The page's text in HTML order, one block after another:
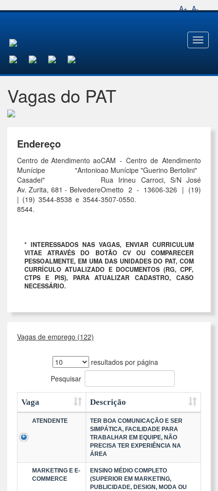
A+ A-
Toggle
Vagas do PAT
Endereço
Centro de Atendimento ao
Munícipe "Antonio
Casadei"
Av. Zurita, 681 - Belvedere
| (19) 3544-8538 e 3544-
8544.
CAM - Centro de Atendimento
ao Munícipe "Guerino Bertolini"
Rua Irineu Carroci, S/N José
Ometto 2 - 13606-326 | (19)
3507-0550.
* INTERESSADOS NAS VAGAS, ENVIAR CURRICULUM
VITAE ATRAVÉS DO BOTÃO CV OU COMPARECER
PESSOALMENTE, EM UMA DAS UNIDADES DO PAT, COM
CURRÍCULO ATUALIZADO E DOCUMENTOS (RG, CPF,
CTPS E PIS), PARA ATUALIZAR CADASTRO, CASO
NECESSÁRIO.
Vagas de emprego (122)
resultados por página
Pesquisar
Vaga Descrição
ATENDENTE
TER BOA COMUNICAÇÃO E SER
SIMPÁTICA, FACILIDADE PARA
TRABALHAR EM EQUIPE, NÃO
PRECISA TER EXPERIÊNCIA NA
ÁREA
MARKETING E E-
COMMERCE
ENSINO MÉDIO COMPLETO
(SUPERIOR EM MARKETING,
PUBLICIDADE, DESIGN, MODA OU